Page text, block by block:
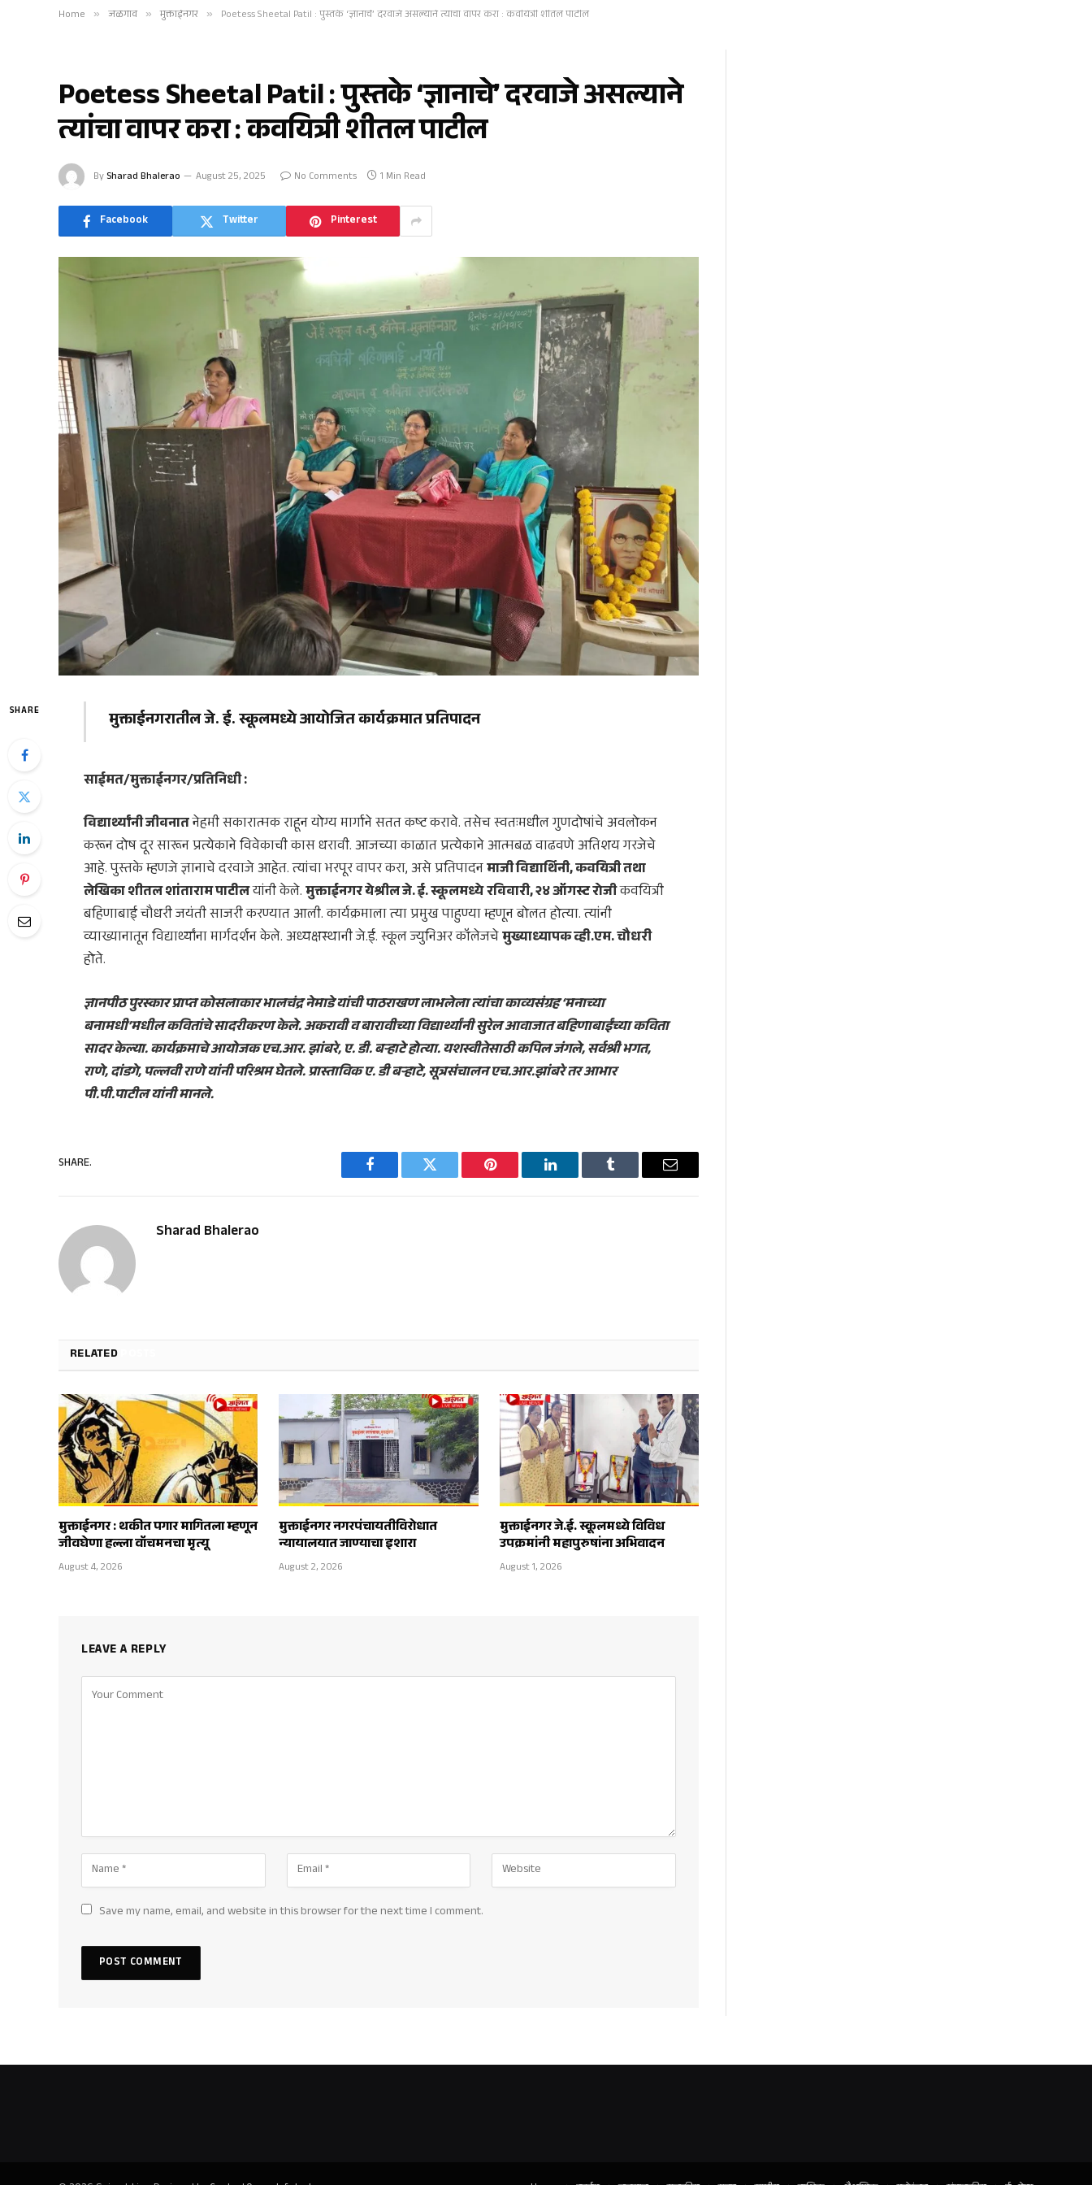
Home » जळगाव » मुक्ताईनगर » Poetess Sheetal Patil : पुस्तके ‘ज्ञानाचे’ दरवाजे असल्याने त्यांचा वापर करा : कवयित्री शीतल पाटील
Poetess Sheetal Patil : पुस्तके ‘ज्ञानाचे’ दरवाजे असल्याने
त्यांचा वापर करा : कवयित्री शीतल पाटील
By Sharad Bhalerao August 25, 2025 No Comments 1 Min Read
Facebook Twitter Pinterest
SHARE मुक्ताईनगरातील जे. ई. स्कूलमध्ये आयोजित कार्यक्रमात प्रतिपादन
साईमत/मुक्ताईनगर/प्रतिनिधी :
विद्यार्थ्यांनी जीवनातनेहमी सकारात्मक राहून योग्य मार्गाने सतत कष्ट करावे. तसेच स्वतःमधील गुणदोषांचे अवलोकन
करून दोष दूर सारून प्रत्येकाने विवेकाची कास धरावी. आजच्या काळात प्रत्येकाने आत्मबळ वाढवणे अतिशय गरजेचे
आहे. पुस्तके म्हणजे ज्ञानाचे दरवाजे आहेत. त्यांचा भरपूर वापर करा, असे प्रतिपादनमाजी विद्यार्थिनी, कवयित्री तथा
लेखिका शीतल शांताराम पाटीलयांनी केले.मुक्ताईनगर येश्रील जे. ई. स्कूलमध्येरविवारी, २४ ऑगस्ट रोजीकवयित्री
बहिणाबाई चौधरी जयंती साजरी करण्यात आली. कार्यक्रमाला त्या प्रमुख पाहुण्या म्हणून बोलत होत्या. त्यांनी
व्याख्यानातून विद्यार्थ्यांना मार्गदर्शन केले. अध्यक्षस्थानी जे.ई. स्कूल ज्युनिअर कॉलेजचेमुख्याध्यापक व्ही.एम. चौधरी
होते.
ज्ञानपीठ पुरस्कार प्राप्त कोसलाकार भालचंद्र नेमाडे यांची पाठराखण लाभलेला त्यांचा काव्यसंग्रह ‘मनाच्या
बनामधी’मधील कवितांचे सादरीकरण केले. अकरावी व बारावीच्या विद्यार्थ्यांनी सुरेल आवाजात बहिणाबाईंच्या कविता
सादर केल्या. कार्यक्रमाचे आयोजक एच.आर. झांबरे, ए. डी. बऱ्हाटे होत्या. यशस्वीतेसाठी कपिल जंगले, सर्वश्री भगत,
राणे, दांडगे, पल्लवी राणे यांनी परिश्रम घेतले. प्रास्ताविक ए. डी बऱ्हाटे, सूत्रसंचालन एच.आर.झांबरे तर आभार
पी.पी.पाटील यांनी मानले.
SHARE.
Facebook Twitter Pinterest LinkedIn Tumblr Email
Sharad Bhalerao
RELATED
मुक्ताईनगर : थकीत पगार मागितला म्हणून
जीवघेणा हल्ला वॉचमनचा मृत्यू
August 4, 2026
मुक्ताईनगर नगरपंचायतीविरोधात
न्यायालयात जाण्याचा इशारा
August 2, 2026
मुक्ताईनगर जे.ई. स्कूलमध्ये विविध
उपक्रमांनी महापुरुषांना अभिवादन
August 1, 2026
LEAVE A REPLY
Save my name, email, and website in this browser for the next time I comment.